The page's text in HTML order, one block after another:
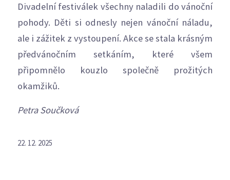
Divadelní festiválek všechny naladili do vánoční
pohody. Děti si odnesly nejen vánoční náladu,
ale i zážitek z vystoupení. Akce se stala krásným
předvánočním setkáním, které všem
připomnělo kouzlo společně prožitých
okamžiků.
Petra Součková
22. 12. 2025